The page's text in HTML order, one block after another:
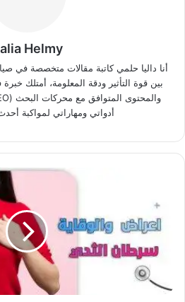
Helmy
أنا داليا حلمي كاتبة مقالات متخصصة في
بين قوة التأثير ودقة المعلومة، أمتلك
أدواتي ومهاراتي لمواكبة
الثدي
وأهم
طرق
الوقاية